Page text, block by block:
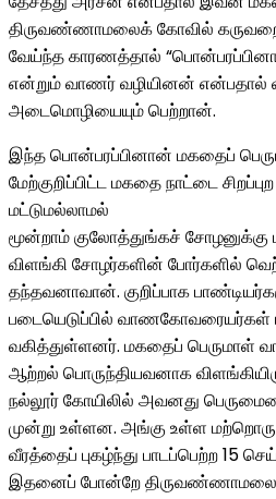
திருவண்ணாமலைக் கோவில்
வேய்ந்த காரணத்தால்
என்றும் வாணர் வழியினன்
அடைமொழியையும் பெற்றான்.
இந்த பொன்பரப்பினான் மகதைப்
மேற்குறிப்பிட்ட மகதை நாட்டை
மட்டுமல்லாமல்
மூன்றாம் குலோத்துங்கச்
விளங்கி சோழர்களின் போர்களில்
தந்தவனாவான். குறிப்பாக
படையெடுப்பில் வாணகோவரையர்கள்
வகித்துள்ளனர். மகதைப் பெருமாள்
ஆற்றல் பொருந்தியவனாக
நல்லூர் கோயிலில் அவனது
முன்று உள்ளன. அங்கு உள்ள
வீரத்தைப் புகழ்ந்து பாடப்பெற்ற 15
இதனைப் போன்றே